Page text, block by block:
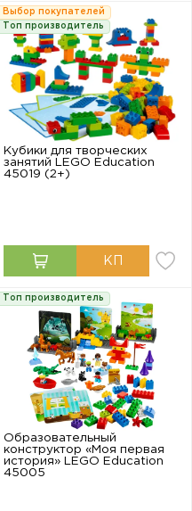
Выбор покупателей
Топ производитель
Кубики для творческих
занятий LEGO Education
45019 (2+)
Топ производитель
Образовательный
конструктор «Моя первая
история» LEGO Education
45005